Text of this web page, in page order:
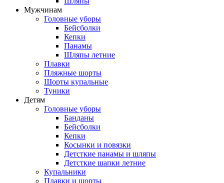
Мужчинам
Головные уборы
Бейсболки
Кепки
Панамы
Шляпы летние
Плавки
Пляжные шорты
Шорты купальные
Туники
Детям
Головные уборы
Банданы
Бейсболки
Кепки
Косынки и повязки
Детсткие панамы и шляпы
Детсткие шапки летние
Купальники
Плавки и шорты